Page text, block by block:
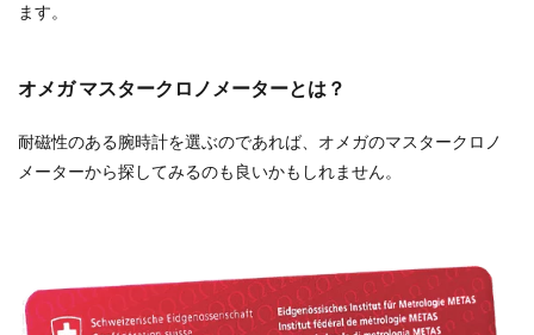
ます。
オメガ マスタークロノメーターとは？
耐磁性のある腕時計を選ぶのであれば、オメガのマスタークロノ
メーターから探してみるのも良いかもしれません。